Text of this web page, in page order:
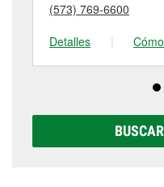
en 400 Hwy 61 South,
tienda #359 para
(573) 769-6600
Detalles
|